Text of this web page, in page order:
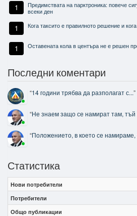
1
Предимствата на парктроника: повече
всеки ден
1 Кога таксито е правилното решение и
1 Оставената кола в центъра не е решен
Последни коментари
“14 години трябва да разполагат с...”
“Не знаем защо се намират там, тъй
“Положението, в което се намираме,
Статистика
Нови потребители
Потребители
Общо публикации